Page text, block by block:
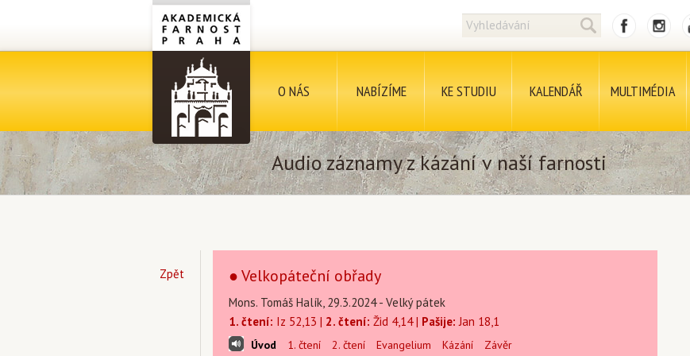
O NÁS NABÍZÍME KE STUDIU KALENDÁŘ MULTIMÉDIA
Audio záznamy z kázání v naší farnosti
Zpět ● Velkopáteční obřady
Mons. Tomáš Halík, 29.3.2024 - Velký pátek
1. čtení: Iz 52,13 | 2. čtení: Žid 4,14 | Pašije: Jan 18,1
Úvod 1. čtení 2. čtení Evangelium Kázání Závěr